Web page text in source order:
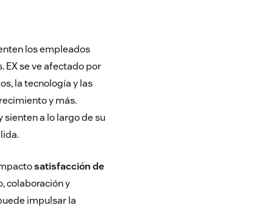
los empleados
EX se ve afectado por
la tecnología y las
y más.
sienten a lo largo de su
satisfacción de
colaboración y
impulsar la